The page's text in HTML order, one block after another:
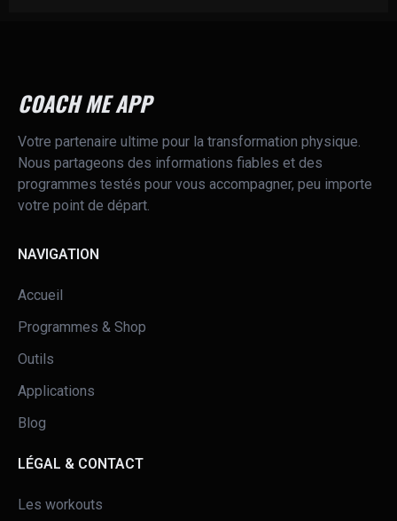
COACH ME APP
Votre partenaire ultime pour la transformation physique.
Nous partageons des informations fiables et des
programmes testés pour vous accompagner, peu importe
votre point de départ.
NAVIGATION
Accueil
Programmes & Shop
Outils
Applications
Blog
LÉGAL & CONTACT
Les workouts